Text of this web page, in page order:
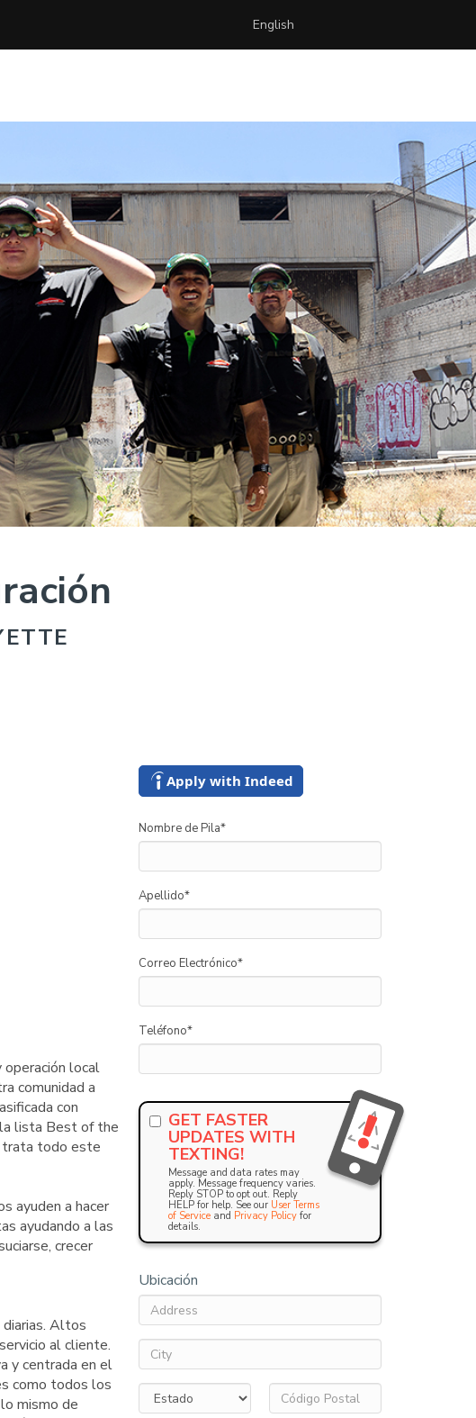
English
local
comunidad a
con
lista Best of the
trata todo este
ayuden a hacer
ayudando a las
crecer
diarias. Altos
al cliente.
y centrada en el
como todos los
mismo de
Apply with Indeed
Nombre de Pila*
Apellido*
Correo Electrónico*
Teléfono*
GET FASTER
UPDATES WITH
TEXTING!
Message and data rates may
apply. Message frequency varies.
Reply STOP to opt out. Reply
HELP for help. See our User Terms
of Service and Privacy Policy for
details.
Ubicación